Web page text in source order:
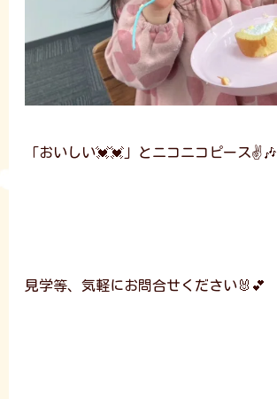
「おいしい💓💓」とニコニコピース✌️🎶
見学等、気軽にお問合せください🐰💕